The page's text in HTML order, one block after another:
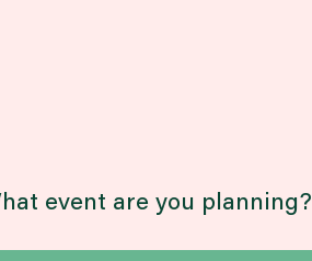
event are you planning?